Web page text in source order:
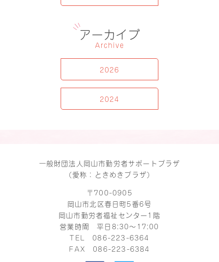
アーカイブ
Archive
2026
2024
一般財団法人岡山市勤労者サポートプラザ
（愛称：ときめきプラザ）
〒700-0905
岡山市北区春日町5番6号
岡山市勤労者福祉センター1階
営業時間 平日8:30～17:00
TEL086-223-6364
FAX 086-223-6384